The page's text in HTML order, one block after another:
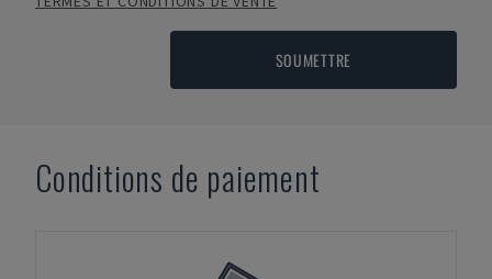
SOUMETTRE
Conditions de paiement